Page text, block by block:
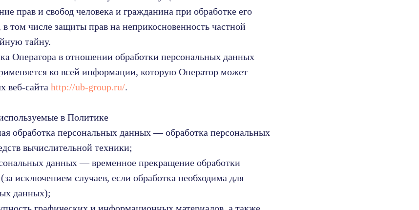
прав и свобод человека и гражданина при обработке его
том числе защиты прав на неприкосновенность частной
тайну.
Оператора в отношении обработки персональных данных
ко всей информации, которую Оператор может
веб-сайта http://ub-group.ru/.
в Политике
обработка персональных данных — обработка персональных
вычислительной техники;
данных — временное прекращение обработки
исключением случаев, если обработка необходима для
данных);